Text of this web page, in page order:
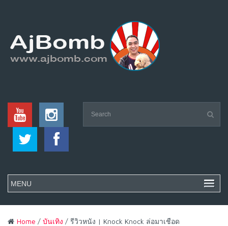
Home / บันเทิง / รีวิวหนัง | Knock Knock ล่อมาเชือด